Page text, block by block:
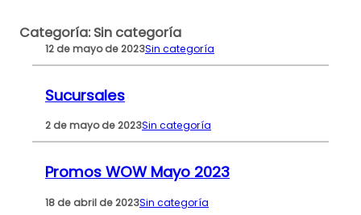
contenido
Categoría: Sin categoría
12 de mayo de 2023Sin categoría
Sucursales
2 de mayo de 2023Sin categoría
Promos WOW Mayo 2023
18 de abril de 2023Sin categoría